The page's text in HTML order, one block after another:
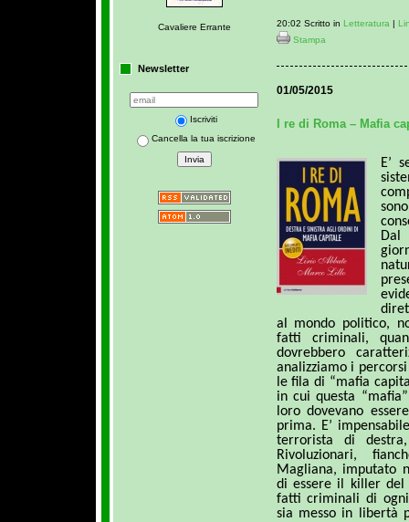
Cavaliere Errante
Newsletter
Iscriviti
Cancella la tua iscrizione
20:02 Scritto in Letteratura|
Stampa
01/05/2015
I re di Roma – Mafia
E’
Dal
al mondo politico,
fatti criminali,
dovrebbero
analizziamo i
le fila di “mafia
in cui questa
loro dovevano
prima. E’
terrorista di
Rivoluzionari,
Magliana, imputato
di essere il killer del
fatti criminali di ogni
sia messo in libertà